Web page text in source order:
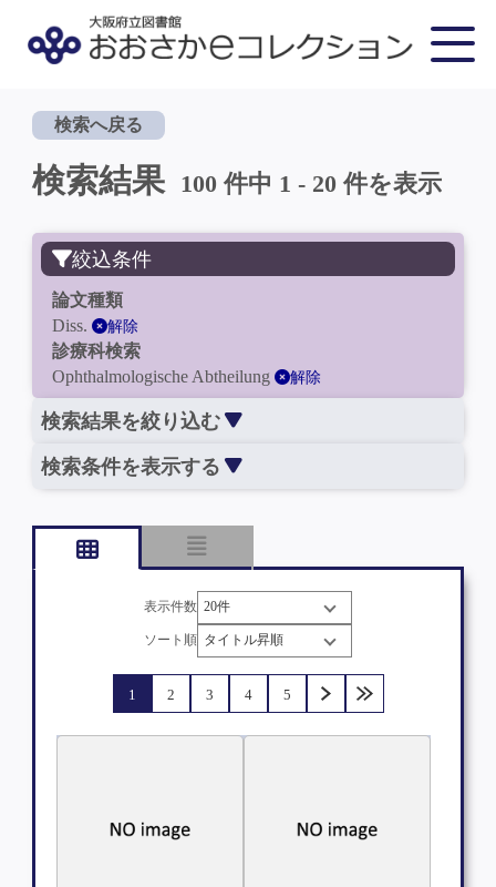
検索へ戻る
検索結果 100 件中 1 - 20 件を表示
絞込条件
論文種類
Diss.
解除
診療科検索
Ophthalmologische Abtheilung
解除
検索結果を絞り込む
検索条件を表示する
表示件数
ソート順
1 2 3 4 5